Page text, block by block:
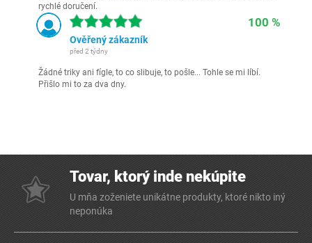
rychlé doručení.
100 %
Ověřený zákazník
před 2 týdny
Žádné triky ani fígle, to co slibuje, to pošle... Tohle se mi líbí.
Přišlo mi to za dva dny.
Tovar, ktorý inde nekúpite
U mňa zoženiete unikátne produkty, ktoré nikto iný
neponúka